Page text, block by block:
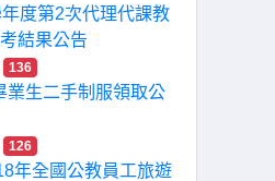
度第2次代理代課教
結果公告
136
業生二手制服領取公
126
年全國公教員工旅遊